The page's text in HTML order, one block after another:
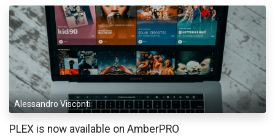
Alessandro Visconti
PLEX is now available on AmberPRO